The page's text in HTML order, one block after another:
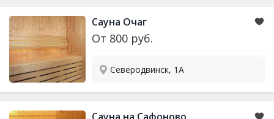
Сауна Очаг
От 800 руб.
Северодвинск, 1А